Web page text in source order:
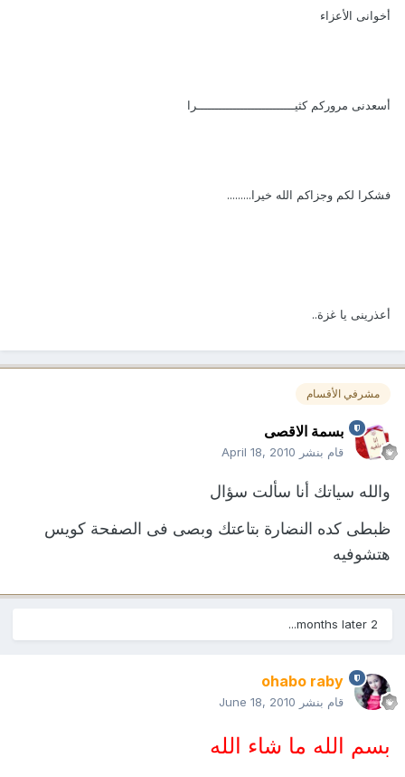
أخوانى الأعزاء
أسعدنى مروركم كثيـــــــــــــــــــــــــــرا
فشكرا لكم وجزاكم الله خيرا.........
أعذرينى يا غزة..
مشرفي الأقسام
بسمة الاقصى
قام بنشر April 18, 2010
والله سياتك أنا سألت سؤال
ظبطى كده النضارة بتاعتك وبصى فى الصفحة كويس
هتشوفيه
2 months later...
ohabo raby
قام بنشر June 18, 2010
بسم الله ما شاء الله